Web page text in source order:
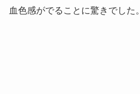
血色感がでることに驚きでした。